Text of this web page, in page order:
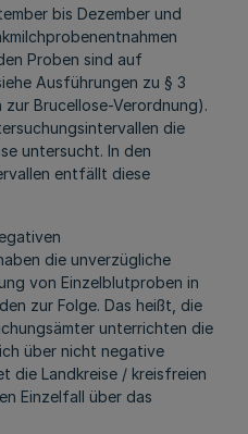
bis Dezember und
Proben sind auf
Ausführungen zu § 3
Brucellose-Verordnung).
die
untersucht. In den
entfällt diese
die unverzügliche
von Einzelblutproben in
zur Folge. Das heißt, die
unterrichten die
über nicht negative
die Landkreise / kreisfreien
Einzelfall über das